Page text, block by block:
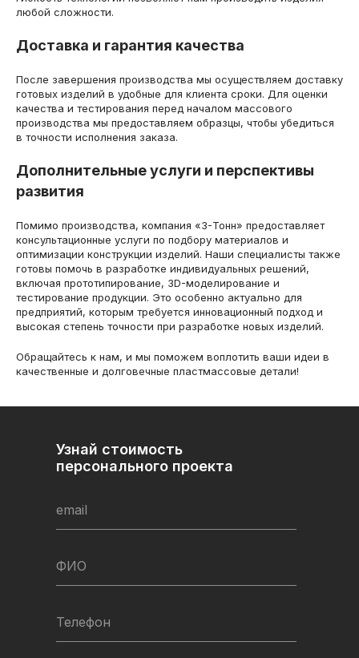
любой сложности.
Доставка и гарантия качества
После завершения производства мы осуществляем доставку
готовых изделий в удобные для клиента сроки. Для оценки
качества и тестирования перед началом массового
производства мы предоставляем образцы, чтобы убедиться
в точности исполнения заказа.
Дополнительные услуги и перспективы
развития
Помимо производства, компания «3-Тонн» предоставляет
консультационные услуги по подбору материалов и
оптимизации конструкции изделий. Наши специалисты также
готовы помочь в разработке индивидуальных решений,
включая прототипирование, 3D-моделирование и
тестирование продукции. Это особенно актуально для
предприятий, которым требуется инновационный подход и
высокая степень точности при разработке новых изделий.
Обращайтесь к нам, и мы поможем воплотить ваши идеи в
качественные и долговечные пластмассовые детали!
Узнай стоимость
персонального проекта
email
ФИО
Телефон